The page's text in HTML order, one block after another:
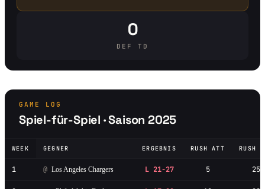
0
DEF TD
GAME LOG
Spiel-für-Spiel · Saison 2025
WEEK GEGNER ERGEBNIS RUSH ATT RUSH
1 @ Los Angeles Chargers L 21-27 5 25